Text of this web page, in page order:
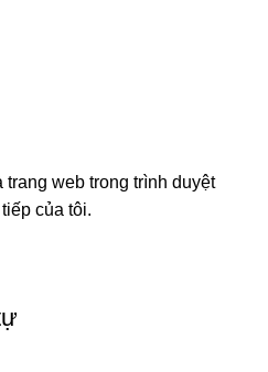
trang web trong trình duyệt
của tôi.